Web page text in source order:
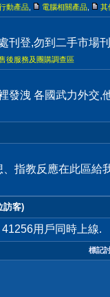
動產品 電腦相關產品 其
刊登,勿到二手市場
後服務及團購調查區
發洩 各國武力外交,
指教反應在此區給
訪客)
用戶同時上線.
標記